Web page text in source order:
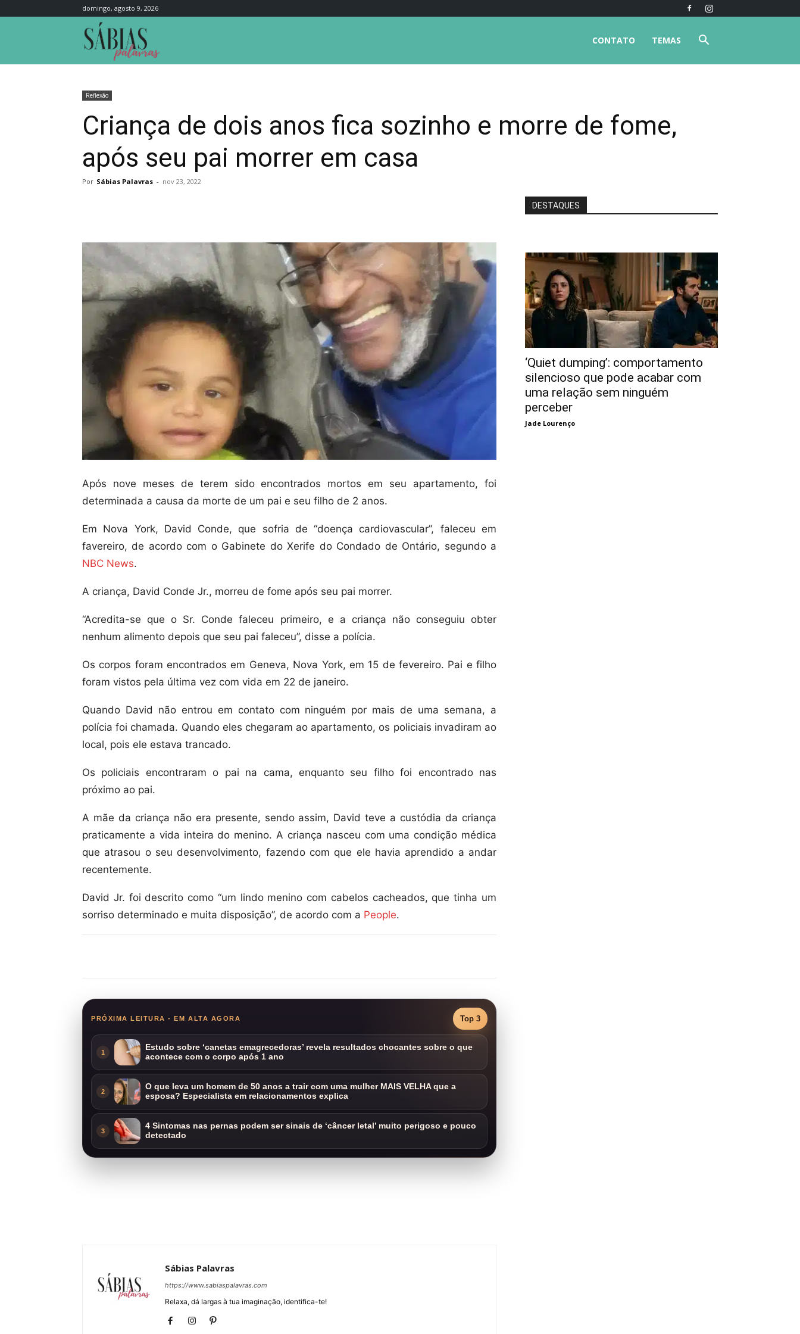
domingo, agosto 9, 2026
TEMAS
CONTATO
Reflexão
Criança de dois anos fica sozinho e morre de fome,
após seu pai morrer em casa
Por Sábias Palavras - nov 23, 2022
Após nove meses de terem sido encontrados mortos em seu apartamento, foi
determinada a causa da morte de um pai e seu filho de 2 anos.
Em Nova York, David Conde, que sofria de “doença cardiovascular”, faleceu em
favereiro, de acordo com o Gabinete do Xerife do Condado de Ontário, segundo a
NBC News.
A criança, David Conde Jr., morreu de fome após seu pai morrer.
“Acredita-se que o Sr. Conde faleceu primeiro, e a criança não conseguiu obter
nenhum alimento depois que seu pai faleceu”, disse a polícia.
Os corpos foram encontrados em Geneva, Nova York, em 15 de fevereiro. Pai e filho
foram vistos pela última vez com vida em 22 de janeiro.
Quando David não entrou em contato com ninguém por mais de uma semana, a
polícia foi chamada. Quando eles chegaram ao apartamento, os policiais invadiram ao
local, pois ele estava trancado.
Os policiais encontraram o pai na cama, enquanto seu filho foi encontrado nas
próximo ao pai.
A mãe da criança não era presente, sendo assim, David teve a custódia da criança
praticamente a vida inteira do menino. A criança nasceu com uma condição médica
que atrasou o seu desenvolvimento, fazendo com que ele havia aprendido a andar
recentemente.
David Jr. foi descrito como “um lindo menino com cabelos cacheados, que tinha um
sorriso determinado e muita disposição”, de acordo com a People.
PRÓXIMA LEITURA - EM ALTA AGORA Top 3
1
Estudo sobre ‘canetas emagrecedoras’ revela resultados chocantes sobre o que
acontece com o corpo após 1 ano
2
O que leva um homem de 50 anos a trair com uma mulher MAIS VELHA que a
esposa? Especialista em relacionamentos explica
3
4 Sintomas nas pernas podem ser sinais de ‘câncer letal’ muito perigoso e pouco
detectado
Sábias Palavras
https://www.sabiaspalavras.com
Relaxa, dá largas à tua imaginação, identifica-te!
DESTAQUES
‘Quiet dumping’: comportamento
silencioso que pode acabar com
uma relação sem ninguém
perceber
Jade Lourenço